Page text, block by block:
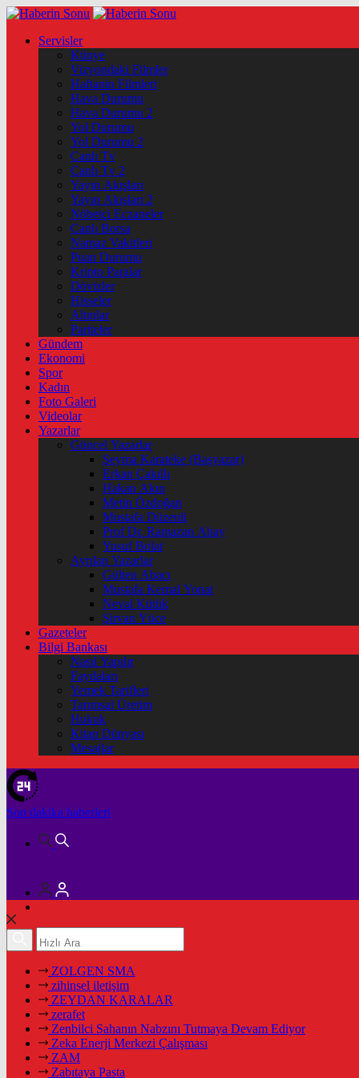
Servisler
Künye
Vizyondaki Filmler
Haftanin Filmleri
Hava Durumu
Hava Durumu 2
Yol Durumu
Yol Durumu 2
Canlı Tv
Canlı Tv 2
Yayın Akışları
Yayın Akışları 2
Nöbetçi Eczaneler
Canlı Borsa
Namaz Vakitleri
Puan Durumu
Kripto Paralar
Dövizler
Hisseler
Altınlar
Pariteler
Gündem
Ekonomi
Spor
Kadın
Foto Galeri
Videolar
Yazarlar
Güncel Yazarlar
Şeyma Karateke (Başyazar)
Erkan Çakıllı
Hakan Akın
Metin Özdoğan
Mustafa Düzenli
Prof Dr. Ramazan Abay
Yusuf Bolat
Ayrılan Yazarlar
Gülten Abacı
Mustafa Kemal Yonat
Neval Kütük
Şirvan Yüce
Gazeteler
Bilgi Bankası
Nasıl Yapılır
Faydaları
Yemek Tarifleri
Tarımsal Üretim
Hukuk
Kitap Dünyası
Mesajlar
Son dakika haberleri
ZOLGEN SMA
zihinsel iletişim
ZEYDAN KARALAR
zerafet
Zenbilci Sahanın Nabzını Tutmaya Devam Ediyor
Zeka Enerji Merkezi Çalışması
ZAM
Zabıtaya Pasta